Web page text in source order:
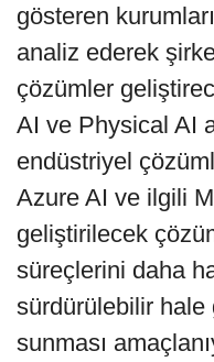
gösteren
analiz ederek
çözümler
AI ve Physical AI
endüstriyel
Azure AI ve ilgili
geliştirilecek
süreçlerini daha
sürdürülebilir hale
sunması